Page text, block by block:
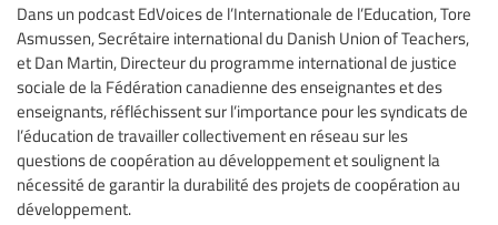
Dans un podcast EdVoices de l’Internationale de l’Education, Tore
Asmussen, Secrétaire international du Danish Union of Teachers,
et Dan Martin, Directeur du programme international de justice
sociale de la Fédération canadienne des enseignantes et des
enseignants, réfléchissent sur l’importance pour les syndicats de
l’éducation de travailler collectivement en réseau sur les
questions de coopération au développement et soulignent la
nécessité de garantir la durabilité des projets de coopération au
développement.